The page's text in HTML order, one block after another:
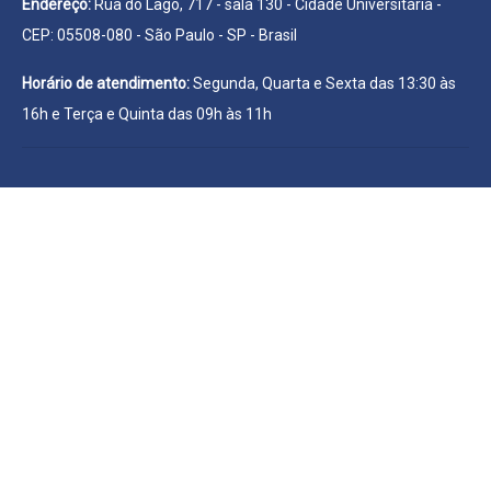
Endereço: Rua do Lago, 717 - sala 130 - Cidade Universitária -
CEP: 05508-080 - São Paulo - SP - Brasil
Horário de atendimento:Segunda, Quarta e Sexta das 13:30 às
16h e Terça e Quinta das 09h às 11h